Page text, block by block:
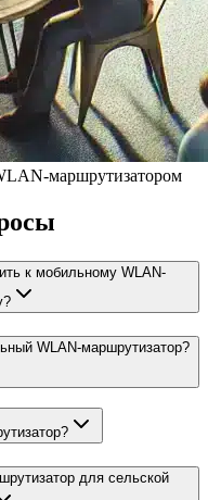
маршрутизатором
к мобильному WLAN-
WLAN-маршрутизатор?
для сельской